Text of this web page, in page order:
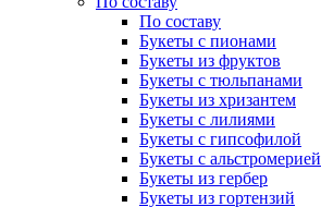
По составу
Букеты с пионами
Букеты из фруктов
Букеты с тюльпанами
Букеты из хризантем
Букеты с лилиями
Букеты с гипсофилой
Букеты с альстромерией
Букеты из гербер
Букеты из гортензий